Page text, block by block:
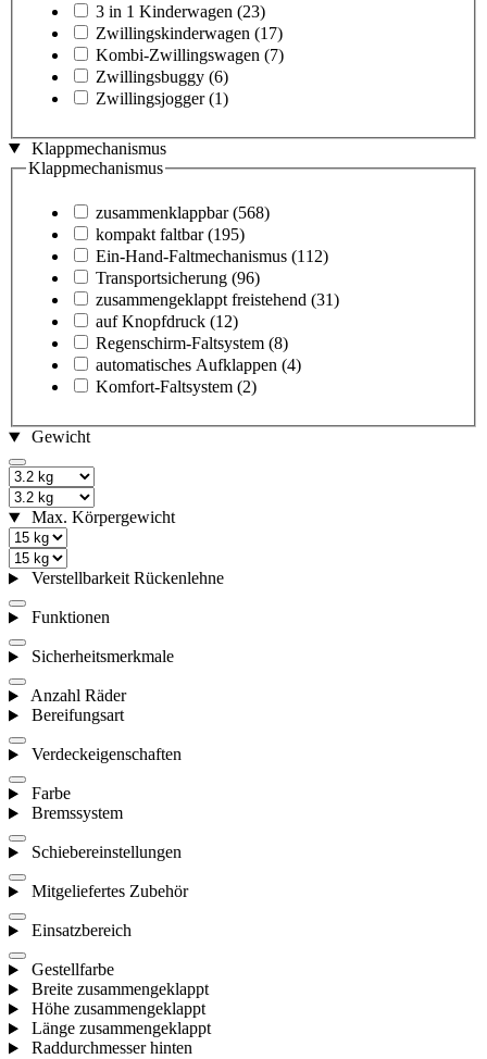
3 in 1 Kinderwagen (23)
Zwillingskinderwagen (17)
Kombi-Zwillingswagen (7)
Zwillingsbuggy (6)
Zwillingsjogger (1)
Klappmechanismus
Klappmechanismus
zusammenklappbar (568)
kompakt faltbar (195)
Ein-Hand-Faltmechanismus (112)
Transportsicherung (96)
zusammengeklappt freistehend (31)
auf Knopfdruck (12)
Regenschirm-Faltsystem (8)
automatisches Aufklappen (4)
Komfort-Faltsystem (2)
Gewicht
Max. Körpergewicht
Verstellbarkeit Rückenlehne
Funktionen
Sicherheitsmerkmale
Anzahl Räder
Bereifungsart
Verdeckeigenschaften
Farbe
Bremssystem
Schiebereinstellungen
Mitgeliefertes Zubehör
Einsatzbereich
Gestellfarbe
Breite zusammengeklappt
Höhe zusammengeklappt
Länge zusammengeklappt
Raddurchmesser hinten